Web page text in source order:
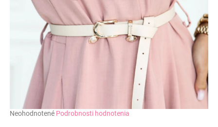
Priemerné
Neohodnotené Podrobnosti hodnotenia